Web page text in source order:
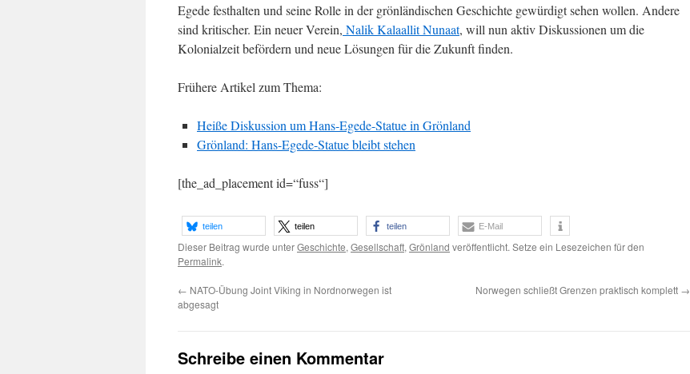
Egede festhalten und seine Rolle in der grönländischen Geschichte gewürdigt sehen wollen. Andere
sind kritischer. Ein neuer Verein, Nalik Kalaallit Nunaat, will nun aktiv Diskussionen um die
Kolonialzeit befördern und neue Lösungen für die Zukunft finden.
Frühere Artikel zum Thema:
Heiße Diskussion um Hans-Egede-Statue in Grönland
Grönland: Hans-Egede-Statue bleibt stehen
[the_ad_placement id=“fuss“]
teilen teilen teilen E-Mail
Dieser Beitrag wurde unterGeschichte, Gesellschaft, Grönland veröffentlicht. Setze ein Lesezeichen für den
Permalink.
← NATO-Übung Joint Viking in Nordnorwegen ist
abgesagt
Norwegen schließt Grenzen praktisch komplett →
Schreibe einen Kommentar